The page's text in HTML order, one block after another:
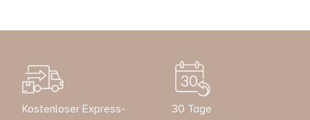
Kostenloser Express-
30 Tage